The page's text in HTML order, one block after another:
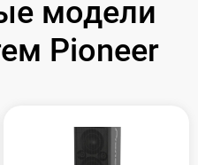
модели
Pioneer